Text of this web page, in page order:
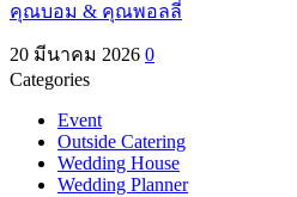
คุณบอม & คุณพอลลี่
20 มีนาคม 2026 0
Categories
Event
Outside Catering
Wedding House
Wedding Planner